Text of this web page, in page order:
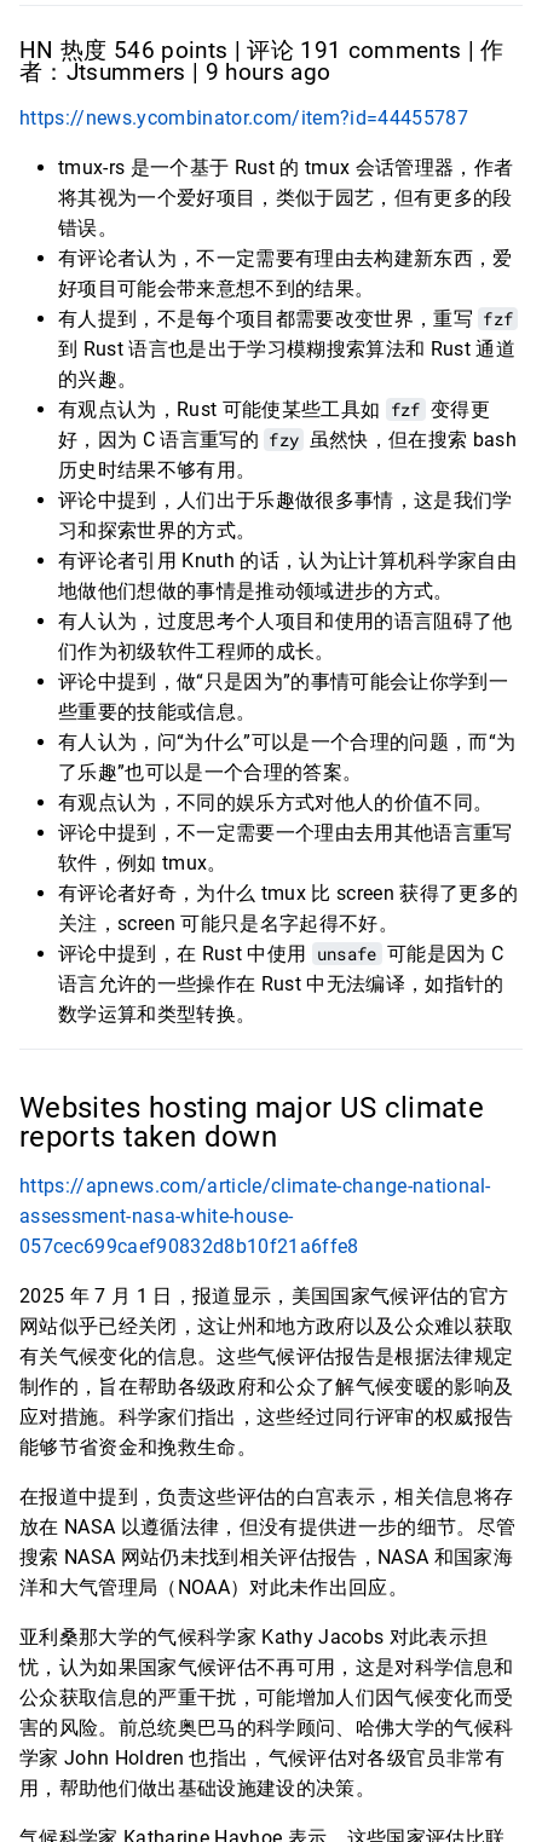
HN 热度 546 points | 评论 191 comments | 作
者：Jtsummers | 9 hours ago
https://news.ycombinator.com/item?id=44455787
tmux-rs 是一个基于 Rust 的 tmux 会话管理器，作者
将其视为一个爱好项目，类似于园艺，但有更多的段
错误。
有评论者认为，不一定需要有理由去构建新东西，爱
好项目可能会带来意想不到的结果。
有人提到，不是每个项目都需要改变世界，重写 fzf
到 Rust 语言也是出于学习模糊搜索算法和 Rust 通道
的兴趣。
有观点认为，Rust 可能使某些工具如 fzf 变得更
好，因为 C 语言重写的 fzy 虽然快，但在搜索 bash
历史时结果不够有用。
评论中提到，人们出于乐趣做很多事情，这是我们学
习和探索世界的方式。
有评论者引用 Knuth 的话，认为让计算机科学家自由
地做他们想做的事情是推动领域进步的方式。
有人认为，过度思考个人项目和使用的语言阻碍了他
们作为初级软件工程师的成长。
评论中提到，做“只是因为”的事情可能会让你学到一
些重要的技能或信息。
有人认为，问“为什么”可以是一个合理的问题，而“为
了乐趣”也可以是一个合理的答案。
有观点认为，不同的娱乐方式对他人的价值不同。
评论中提到，不一定需要一个理由去用其他语言重写
软件，例如 tmux。
有评论者好奇，为什么 tmux 比 screen 获得了更多的
关注，screen 可能只是名字起得不好。
评论中提到，在 Rust 中使用 unsafe 可能是因为 C
语言允许的一些操作在 Rust 中无法编译，如指针的
数学运算和类型转换。
Websites hosting major US climate
reports taken down
https://apnews.com/article/climate-change-national-
assessment-nasa-white-house-
057cec699caef90832d8b10f21a6ffe8
2025 年 7 月 1 日，报道显示，美国国家气候评估的官方
网站似乎已经关闭，这让州和地方政府以及公众难以获取
有关气候变化的信息。这些气候评估报告是根据法律规定
制作的，旨在帮助各级政府和公众了解气候变暖的影响及
应对措施。科学家们指出，这些经过同行评审的权威报告
能够节省资金和挽救生命。
在报道中提到，负责这些评估的白宫表示，相关信息将存
放在 NASA 以遵循法律，但没有提供进一步的细节。尽管
搜索 NASA 网站仍未找到相关评估报告，NASA 和国家海
洋和大气管理局（NOAA）对此未作出回应。
亚利桑那大学的气候科学家 Kathy Jacobs 对此表示担
忧，认为如果国家气候评估不再可用，这是对科学信息和
公众获取信息的严重干扰，可能增加人们因气候变化而受
害的风险。前总统奥巴马的科学顾问、哈佛大学的气候科
学家 John Holdren 也指出，气候评估对各级官员非常有
用，帮助他们做出基础设施建设的决策。